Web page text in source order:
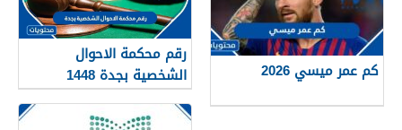
كم عمر ميسي 2026
رقم محكمة الاحوال
الشخصية بجدة 1448